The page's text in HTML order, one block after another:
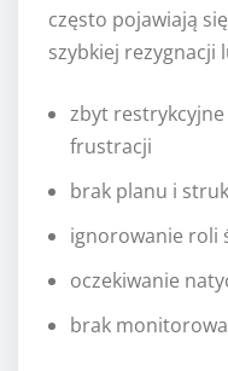
często pojawiają
szybkiej rezygnacji
zbyt
frustracji
brak planu i
ignorowanie roli
oczekiwanie
brak